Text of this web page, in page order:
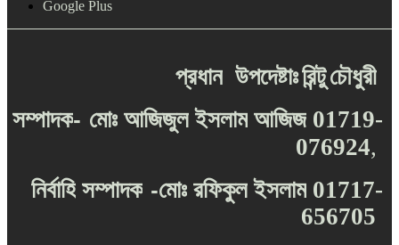
Google Plus
প্রধান উপদেষ্টাঃরিন্টুচৌধুরী
সম্পাদক- মোঃ আজিজুল ইসলাম আজিজ 01719-
076924,
নির্বাহি সম্পাদক -মোঃ রফিকুল ইসলাম 01717-
656705